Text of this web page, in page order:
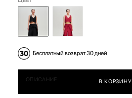
Бесплатный возврат 30 дней
В КОРЗИНУ
ОПИСАНИЕ